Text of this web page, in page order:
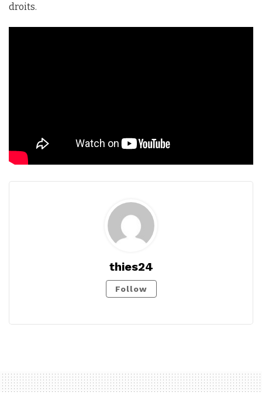
droits.
thies24
Follow